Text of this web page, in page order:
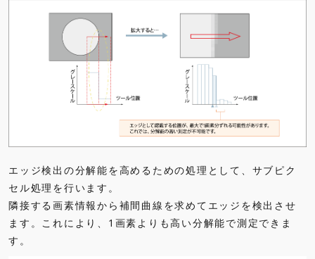
エッジ検出の分解能を高めるための処理として、サブピク
セル処理を行います。
隣接する画素情報から補間曲線を求めてエッジを検出させ
ます。これにより、1画素よりも高い分解能で測定できま
す。